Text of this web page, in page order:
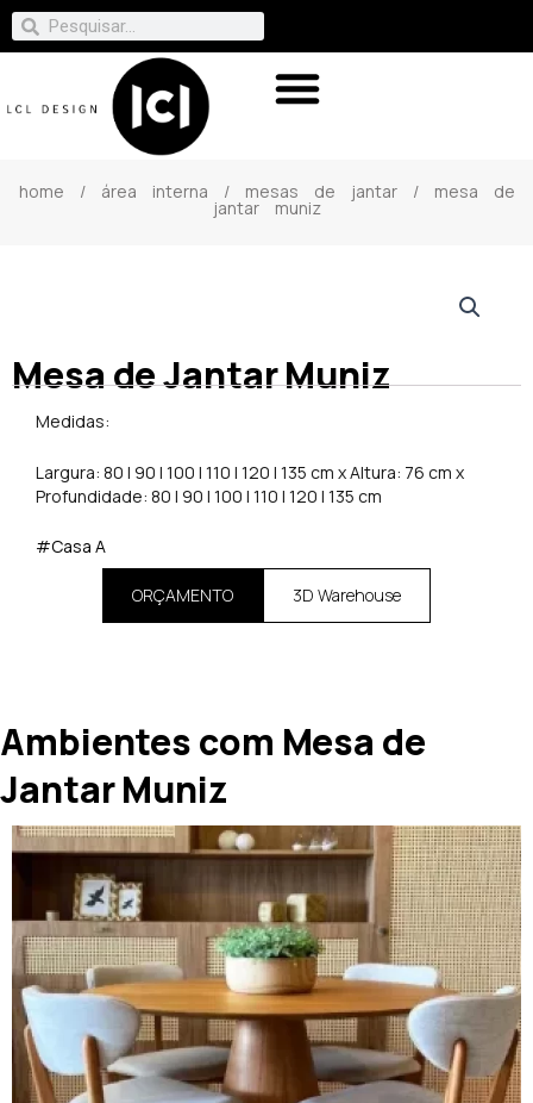
home / área interna / mesas de jantar/ mesa de
jantar muniz
Mesa de Jantar Muniz
Medidas:
Largura: 80 | 90 | 100 | 110 | 120 | 135 cm x Altura: 76 cm x
Profundidade: 80 | 90 | 100 | 110 | 120 | 135 cm
#Casa A
ORÇAMENTO 3D Warehouse
Ambientes com Mesa de
Jantar Muniz